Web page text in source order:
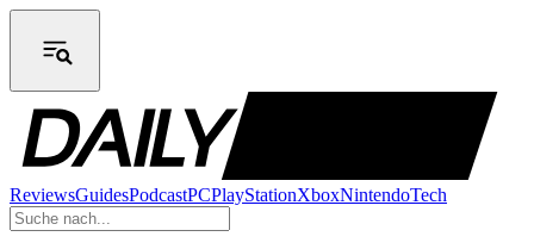
ReviewsGuidesPodcastPCPlayStationXboxNintendoTech